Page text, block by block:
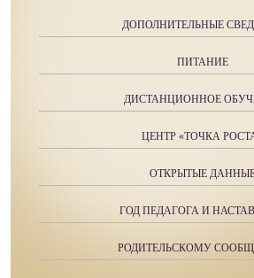
ДОПОЛНИТЕЛЬНЫЕ
ПИТАНИЕ
ДИСТАНЦИОННОЕ
ЦЕНТР «ТОЧКА
ОТКРЫТЫЕ
ГОД ПЕДАГОГА И
РОДИТЕЛЬСКОМУ